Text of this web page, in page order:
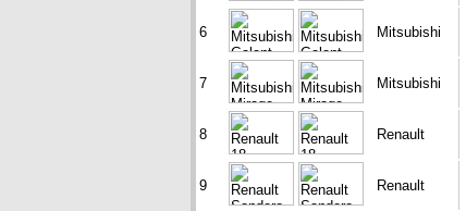
6 Mitsubishi
7 Mitsubishi
8 Renault
9 Renault